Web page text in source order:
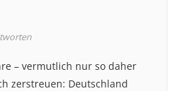
– vermutlich nur so daher
zerstreuen: Deutschland